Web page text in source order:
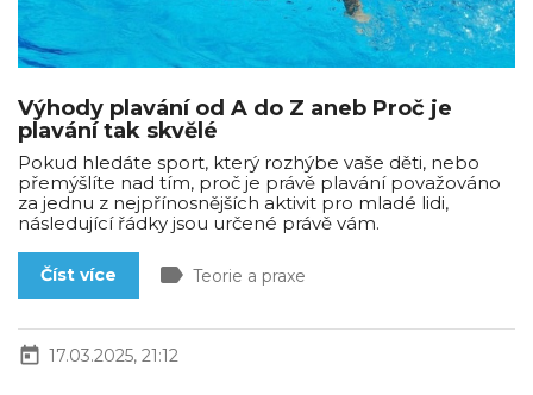
Výhody plavání od A do Z aneb Proč je
plavání tak skvělé
Pokud hledáte sport, který rozhýbe vaše děti, nebo
přemýšlíte nad tím, proč je právě plavání považováno
za jednu z nejpřínosnějších aktivit pro mladé lidi,
následující řádky jsou určené právě vám.
Číst více label Teorie a praxe
today 17.03.2025, 21:12